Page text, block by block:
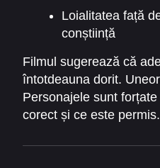
Loialitatea față
conștiință
Filmul sugerează că
întotdeauna dorit.
Personajele sunt
corect și ce este permis.